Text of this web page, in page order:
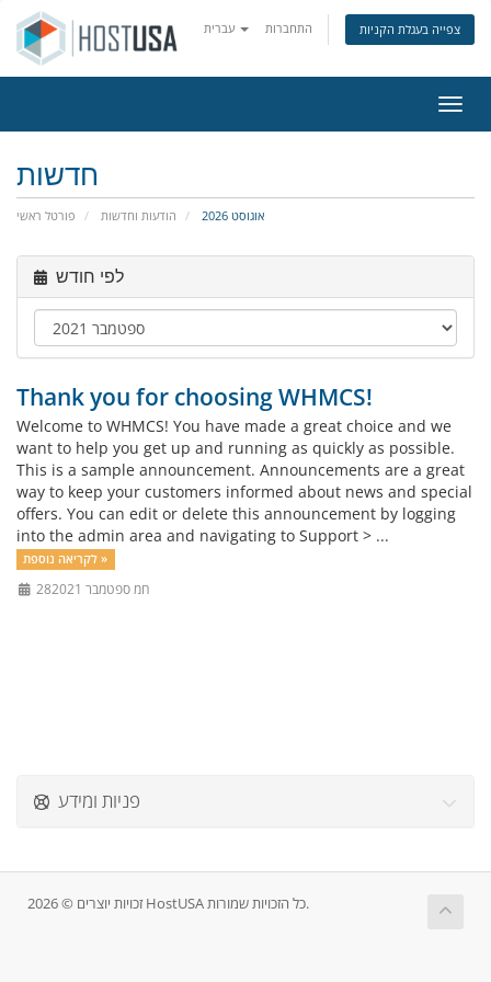
התחברות צפייה בעגלת הקניות
חדשות
פורטל ראשי הודעות וחדשות אוגוסט 2026
לפי חודש
Thank you for choosing WHMCS!
Welcome to WHMCS! You have made a great choice and we
want to help you get up and running as quickly as possible.
This is a sample announcement. Announcements are a great
way to keep your customers informed about news and special
offers. You can edit or delete this announcement by logging
into the admin area and navigating to Support > ...
לקריאה נוספת »
28חמ ספטמבר 2021
פניות ומידע
זכויות יוצרים © 2026 HostUSA כל הזכויות שמורות.